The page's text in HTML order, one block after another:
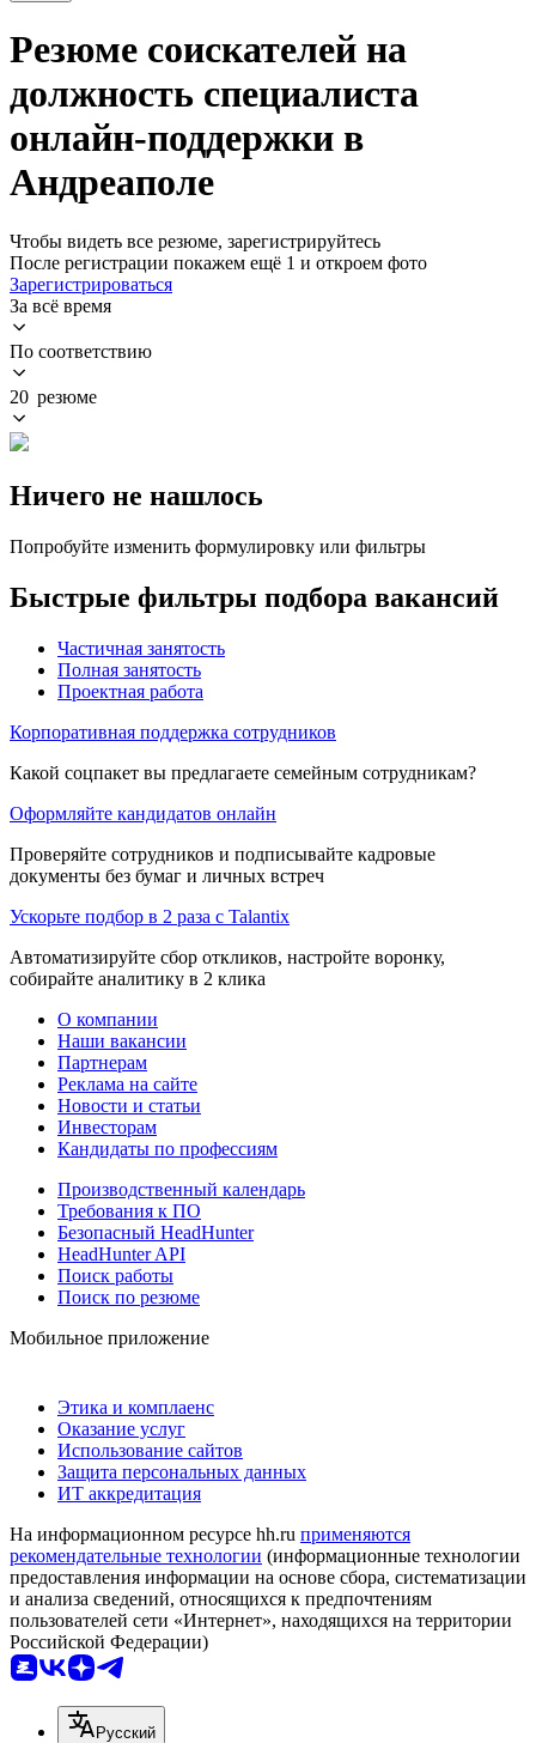
Резюме соискателей на
должность специалиста
онлайн-поддержки в
Андреаполе
Чтобы видеть все резюме, зарегистрируйтесь
После регистрации покажем ещё 1 и откроем фото
Зарегистрироваться
За всё время
По соответствию
20 резюме
Ничего не нашлось
Попробуйте изменить формулировку или фильтры
Быстрые фильтры подбора вакансий
Частичная занятость
Полная занятость
Проектная работа
Корпоративная поддержка сотрудников
Какой соцпакет вы предлагаете семейным сотрудникам?
Оформляйте кандидатов онлайн
Проверяйте сотрудников и подписывайте кадровые
документы без бумаг и личных встреч
Ускорьте подбор в 2 раза с Talantix
Автоматизируйте сбор откликов, настройте воронку,
собирайте аналитику в 2 клика
О компании
Наши вакансии
Партнерам
Реклама на сайте
Новости и статьи
Инвесторам
Кандидаты по профессиям
Производственный календарь
Требования к ПО
Безопасный HeadHunter
HeadHunter API
Поиск работы
Поиск по резюме
Мобильное приложение
Этика и комплаенс
Оказание услуг
Использование сайтов
Защита персональных данных
ИТ аккредитация
На информационном ресурсе hh.ru применяются
рекомендательные технологии (информационные технологии
предоставления информации на основе сбора, систематизации
и анализа сведений, относящихся к предпочтениям
пользователей сети «Интернет», находящихся на территории
Российской Федерации)
Русский